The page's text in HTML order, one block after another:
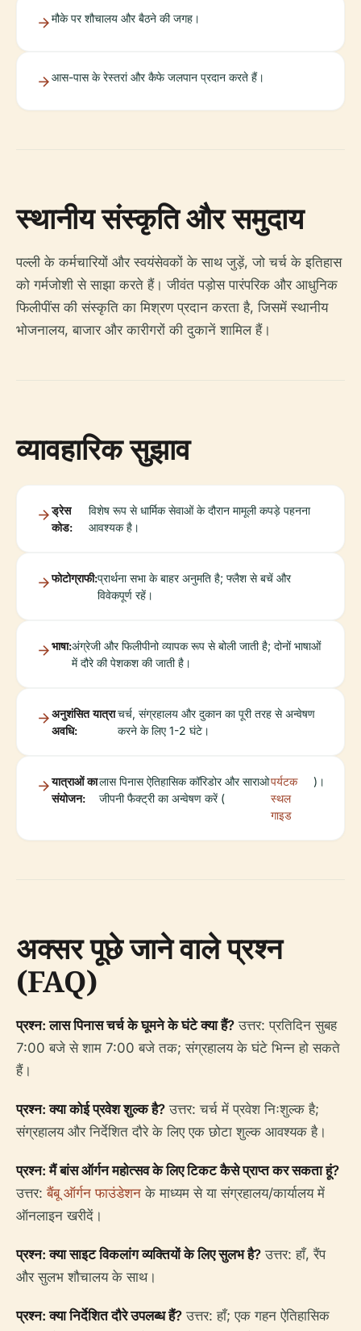
मौके पर शौचालय और बैठने की जगह।
आस-पास के रेस्तरां और कैफे जलपान प्रदान करते हैं।
स्थानीय संस्कृति और समुदाय
पल्ली के कर्मचारियों और स्वयंसेवकों के साथ जुड़ें, जो चर्च के इतिहास
को गर्मजोशी से साझा करते हैं। जीवंत पड़ोस पारंपरिक और आधुनिक
फिलीपींस की संस्कृति का मिश्रण प्रदान करता है, जिसमें स्थानीय
भोजनालय, बाजार और कारीगरों की दुकानें शामिल हैं।
व्यावहारिक सुझाव
ड्रेस
कोड:
विशेष रूप से धार्मिक सेवाओं के दौरान मामूली कपड़े पहनना
आवश्यक है।
फोटोग्राफी:प्रार्थना सभा के बाहर अनुमति है; फ्लैश से बचें और
विवेकपूर्ण रहें।
भाषा:अंग्रेजी और फिलीपीनो व्यापक रूप से बोली जाती है; दोनों भाषाओं
में दौरे की पेशकश की जाती है।
अनुशंसित यात्रा
अवधि:
चर्च, संग्रहालय और दुकान का पूरी तरह से अन्वेषण
करने के लिए 1-2 घंटे।
यात्राओं का
संयोजन:
लास पिनास ऐतिहासिक कॉरिडोर और साराओ
जीपनी फैक्ट्री का अन्वेषण करें (
पर्यटक
स्थल
गाइड
)।
अक्सर पूछे जाने वाले प्रश्न
(FAQ)
प्रश्न: लास पिनास चर्च के घूमने के घंटे क्या हैं? उत्तर: प्रतिदिन सुबह
7:00 बजे से शाम 7:00 बजे तक; संग्रहालय के घंटे भिन्न हो सकते
हैं।
प्रश्न: क्या कोई प्रवेश शुल्क है? उत्तर: चर्च में प्रवेश निःशुल्क है;
संग्रहालय और निर्देशित दौरे के लिए एक छोटा शुल्क आवश्यक है।
प्रश्न: मैं बांस ऑर्गन महोत्सव के लिए टिकट कैसे प्राप्त कर सकता हूं?
उत्तर:बैंबू ऑर्गन फाउंडेशन के माध्यम से या संग्रहालय/कार्यालय में
ऑनलाइन खरीदें।
प्रश्न: क्या साइट विकलांग व्यक्तियों के लिए सुलभ है? उत्तर: हाँ, रैंप
और सुलभ शौचालय के साथ।
प्रश्न: क्या निर्देशित दौरे उपलब्ध हैं? उत्तर: हाँ; एक गहन ऐतिहासिक